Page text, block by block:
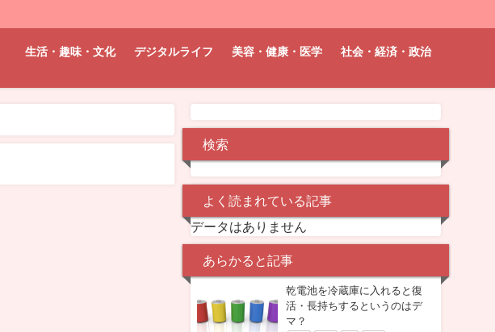
生活・趣味・文化 デジタルライフ 美容・健康・医学 社会・経済・政治
検索
よく読まれている記事
データはありません
あらかると記事
乾電池を冷蔵庫に入れると復
活・長持ちするというのはデ
マ？